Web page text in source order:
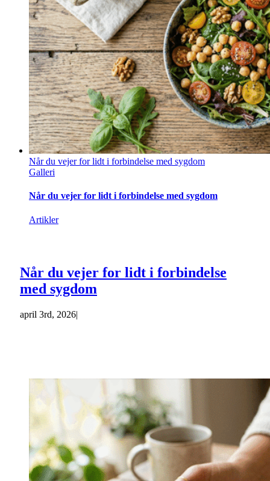
Når du vejer for lidt i forbindelse med sygdom
Galleri
Når du vejer for lidt i forbindelse med sygdom
Artikler
Når du vejer for lidt i forbindelse
med sygdom
april 3rd, 2026|